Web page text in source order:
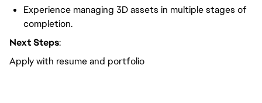
Experience managing 3D assets in multiple stages of
completion.
Next Steps:
Apply with resume and portfolio